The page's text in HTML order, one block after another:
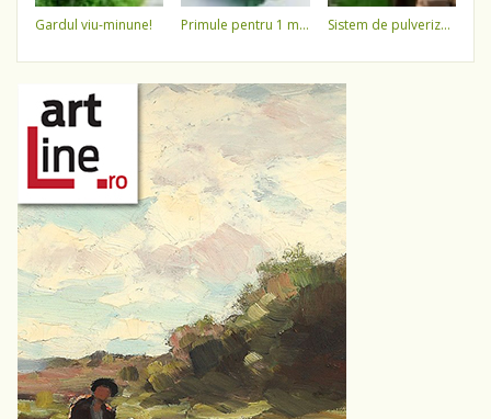
gardul viu-minune! primule pentru 1 martie 3,5 lei / ghiveci !!!! sistem de pulverizare a apei